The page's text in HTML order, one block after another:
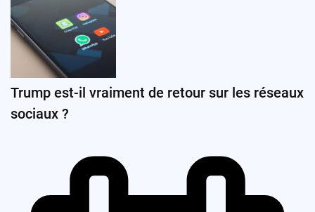
Trump est-il vraiment de retour sur les réseaux
sociaux ?